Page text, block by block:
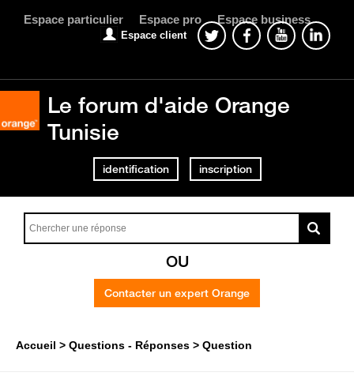
Espace particulier Espace pro Espace business
Espace client
Le forum d'aide Orange
Tunisie
identification inscription
OU
Contacter un expert Orange
Accueil Questions - Réponses Question